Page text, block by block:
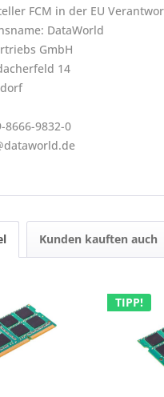
FCM in der EU
DataWorld
GmbH
14
8666-9832-0
Kunden kauften auch
TIPP!